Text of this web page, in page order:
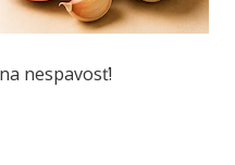
nespavosť!